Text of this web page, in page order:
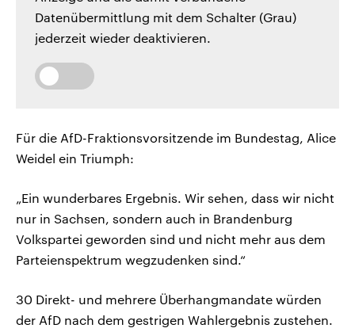
Datenübermittlung mit dem Schalter (Grau)
jederzeit wieder deaktivieren.
Für die AfD-Fraktionsvorsitzende im Bundestag, Alice
Weidel ein Triumph:
„Ein wunderbares Ergebnis. Wir sehen, dass wir nicht
nur in Sachsen, sondern auch in Brandenburg
Volkspartei geworden sind und nicht mehr aus dem
Parteienspektrum wegzudenken sind.“
30 Direkt- und mehrere Überhangmandate würden
der AfD nach dem gestrigen Wahlergebnis zustehen.